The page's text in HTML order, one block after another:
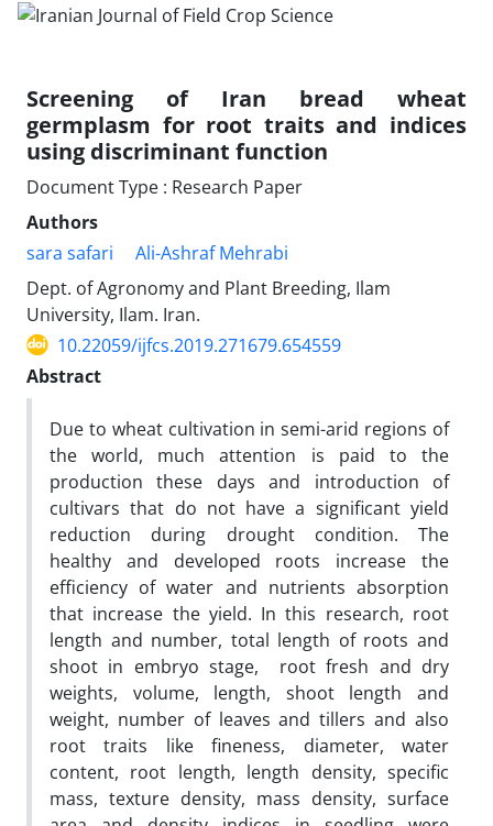
Screening of Iran bread wheat
germplasm for root traits and indices
using discriminant function
Document Type : Research Paper
Authors
sara safari
Ali-Ashraf Mehrabi
Dept. of Agronomy and Plant Breeding, Ilam
University, Ilam. Iran.
10.22059/ijfcs.2019.271679.654559
Abstract
Due to wheat cultivation in semi-arid regions of
the world, much attention is paid to the
production these days and introduction of
cultivars that do not have a significant yield
reduction during drought condition. The
healthy and developed roots increase the
efficiency of water and nutrients absorption
that increase the yield. In this research, root
length and number, total length of roots and
shoot in embryo stage, root fresh and dry
weights, volume, length, shoot length and
weight, number of leaves and tillers and also
root traits like fineness, diameter, water
content, root length, length density, specific
mass, texture density, mass density, surface